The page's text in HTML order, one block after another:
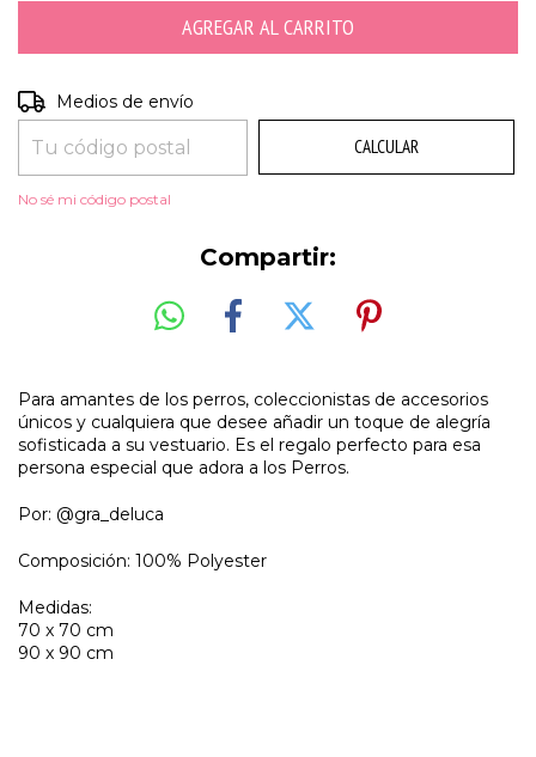
Entregas para el CP:
Medios de envío
CALCULAR
No sé mi código postal
Compartir:
Para amantes de los perros, coleccionistas de accesorios
únicos y cualquiera que desee añadir un toque de alegría
sofisticada a su vestuario. Es el regalo perfecto para esa
persona especial que adora a los Perros.
Por: @gra_deluca
Composición: 100% Polyester
Medidas:
70 x 70 cm
90 x 90 cm